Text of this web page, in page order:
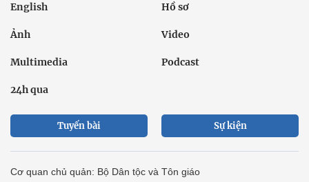
English Hồ sơ
Ảnh Video
Multimedia Podcast
24h qua
Tuyến bài Sự kiện
Cơ quan chủ quản: Bộ Dân tộc và Tôn giáo